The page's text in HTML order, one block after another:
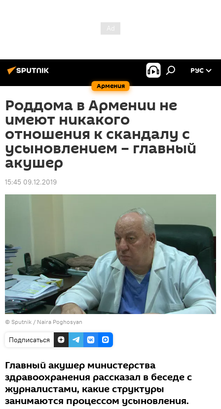
Армения
РУС
Роддома в Армении не
имеют никакого
отношения к скандалу с
усыновлением – главный
акушер
15:45 09.12.2019
© Sputnik / Naira Poghosyan
Подписаться
Главный акушер министерства
здравоохранения рассказал в беседе с
журналистами, какие структуры
занимаются процессом усыновления.